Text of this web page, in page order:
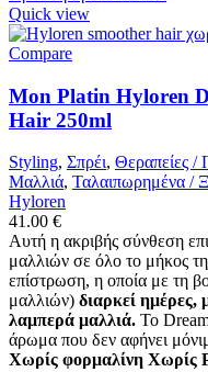
Quick view
Compare
Mon Platin Hyloren
Hair 250ml
Styling, Σπρέι, Θεραπείες /
Μαλλιά, Ταλαιπωρημένα /
Hyloren
41.00 €
Αυτή η ακριβής σύνθεση
μαλλιών σε όλο το μήκος
επίστρωση, η οποία με τη
μαλλιών) διαρκεί ημέρες,
λαμπερά μαλλιά. Το
άρωμα που δεν αφήνει
Χωρίς φορμαλίνη Χωρίς